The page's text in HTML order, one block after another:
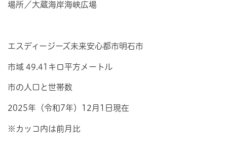
場所／大蔵海岸海峡広場
エスディージーズ未来安心都市明石市
市域 49.41キロ平方メートル
市の人口と世帯数
2025年（令和7年）12月1日現在
※カッコ内は前月比